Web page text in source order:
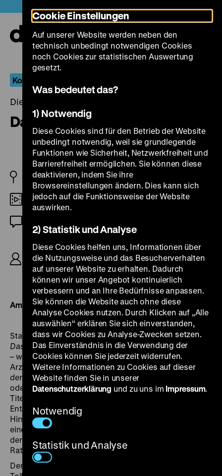
zum
Seiteninhalt
springen
Kolm/Fleck/Hegewald
Dienstag, 11. August 2020, 19.00 Uhr
Das Recht auf Liebe
D 1930
DCP
R: Louise Kolm-Fleck, Jakob Fleck, P: Liddy
Hegewald, B: Hans Rosen, K: Nicolas Farkas, D:
Evelyn Holt, Henry Stuart, Igo Sym, Hermine
Sterler, Georg Alexander, Georgia Lind, 71‘
Am Flügel: Eunice Martins
Statt Das Recht auf Liebemüsste der Film eigentlich
Das Recht auf sexuelle Erfüllungheißen oder vielleicht
– wie die damaligen Bestseller des niederländischen
Arztes Theodoor Hendrik van de Velde – Die Erotik in
der Ehe. Ihre ausschlaggebende Bedeutung
oder
Kann, will, darf und soll ich heiraten?(1930). Aber
Titel hin oder her:
Entstehung der Sexualwissenschaftler Magnus
Hirschfeld als Berater fungierte, gehört 1929/30 zu
einer ganzen Reihe von Spielfilmen, die um Probleme in
der Ehe kreisen und in den besseren Fällen auch als
Ratgeber dienen.
Der Film von Jakob und Louise Fleck erinnert an Ernst
Cookie Einstellungen
Auf unserer Website werden neben den
technisch unbedingt notwendigen Cookies
noch Cookies zur statistischen Auswertung
gesetzt.
Was bedeutet das?
1) Notwendig
Diese Cookies sind für den Betrieb der Website
unbedingt notwendig, weil sie grundlegende
Funktionen wie Sicherheit, Netzwerkfreiheit und
Barrierefreiheit ermöglichen. Sie können diese
deaktivieren, indem Sie ihre
Browsereinstellungen ändern. Dies kann sich
jedoch auf die Funktionsweise der Website
auswirken.
2) Statistik und Analyse
Diese Cookies helfen uns, Informationen über
die Nutzungsweise und das Besucherverhalten
auf unserer Website zu erhalten. Dadurch
können wir unser Angebot kontinuierlich
verbessern und an Ihre Bedürfnisse anpassen.
Sie können die Website auch ohne diese
Analyse Cookies nutzen. Durch Klicken auf „Alle
auswählen“ erklären Sie sich einverstanden,
dass wir Cookies zu Analyse-Zwecken setzen.
Das Einverständnis in die Verwendung der
Cookies können Sie jederzeit widerrufen.
Weitere Informationen zu Cookies auf dieser
Website finden Sie in unserer
Datenschutzerklärung und zu uns im Impressum.
Notwendig
Statistik und Analyse